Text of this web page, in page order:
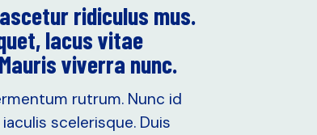
ridiculus mus.
lacus vitae
viverra nunc.
rutrum. Nunc id
scelerisque. Duis